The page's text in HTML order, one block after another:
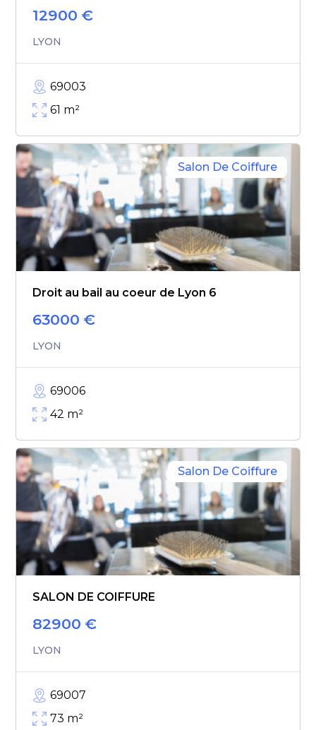
12900 €
LYON
69003
61 m²
Salon De Coiffure
Droit au bail au coeur de Lyon 6
63000 €
LYON
69006
42 m²
Salon De Coiffure
SALON DE COIFFURE
82900 €
LYON
69007
73 m²